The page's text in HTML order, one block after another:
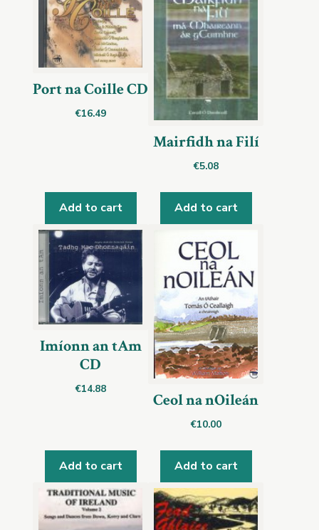
Port na Coille CD
€16.49
Add to cart
Mairfidh na Filí
€5.08
Add to cart
Imíonn an tAm
CD
€14.88
Add to cart
Ceol na nOileán
€10.00
Add to cart